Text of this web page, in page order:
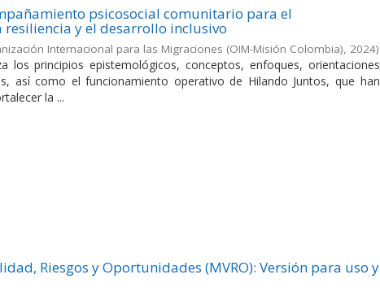
psicosocial comunitario para el
y el desarrollo inclusivo
Internacional para las Migraciones (OIM-Misión Colombia), 2024)
los principios epistemológicos, conceptos, enfoques, orientaciones
así como el funcionamiento operativo de Hilando Juntos, que han
la ...
Riesgos y Oportunidades (MVRO): Versión para uso y